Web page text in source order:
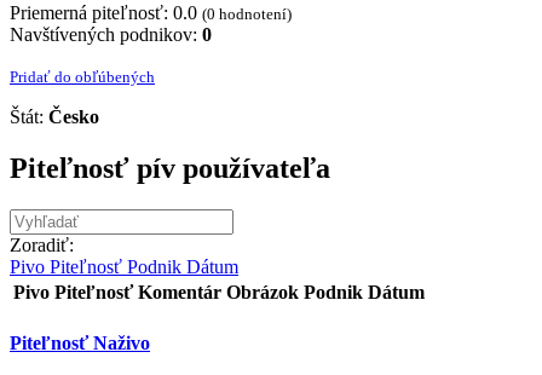
Priemerná piteľnosť: 0.0 (0 hodnotení)
Navštívených podnikov: 0
Pridať do obľúbených
Štát: Česko
Piteľnosť pív používateľa
Zoradiť:
Pivo Piteľnosť Podnik Dátum
Pivo Piteľnosť Komentár Obrázok Podnik Dátum
Piteľnosť Naživo